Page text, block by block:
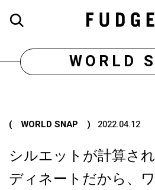
WORLD
( WORLD SNAP ) 2022.04.12
シルエットが計算さ
ディネートだから、